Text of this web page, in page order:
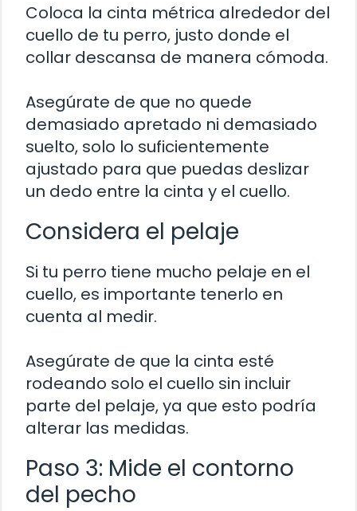
Coloca la cinta métrica alrededor del
cuello de tu perro, justo donde el
collar descansa de manera cómoda.
Asegúrate de que no quede
demasiado apretado ni demasiado
suelto, solo lo suficientemente
ajustado para que puedas deslizar
un dedo entre la cinta y el cuello.
Considera el pelaje
Si tu perro tiene mucho pelaje en el
cuello, es importante tenerlo en
cuenta al medir.
Asegúrate de que la cinta esté
rodeando solo el cuello sin incluir
parte del pelaje, ya que esto podría
alterar las medidas.
Paso 3: Mide el contorno
del pecho